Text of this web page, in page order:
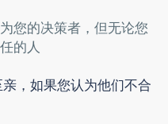
您的决策者，但无论您
的人
，如果您认为他们不合